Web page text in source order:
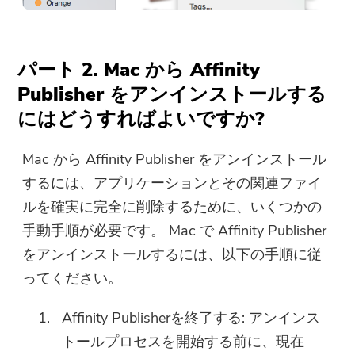
パート 2. Mac から Affinity
Publisher をアンインストールする
にはどうすればよいですか?
Mac から Affinity Publisher をアンインストール
するには、アプリケーションとその関連ファイ
ルを確実に完全に削除するために、いくつかの
手動手順が必要です。 Mac で Affinity Publisher
をアンインストールするには、以下の手順に従
ってください。
Affinity Publisherを終了する: アンインス
トールプロセスを開始する前に、現在